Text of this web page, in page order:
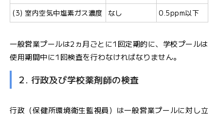
(3) 室内空気中塩素ガス濃度
なし 0.5ppm以下
一般営業プールは2ヵ月ごとに1回定期的に、学校プールは
使用期間中に1回検査を行わなければなりません。
2. 行政及び学校薬剤師の検査
行政（保健所環境衛生監視員）は一般営業プールに対し立